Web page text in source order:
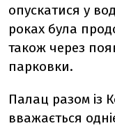
опускатися у
роках була
також через
парковки.
Палац разом із
вважається